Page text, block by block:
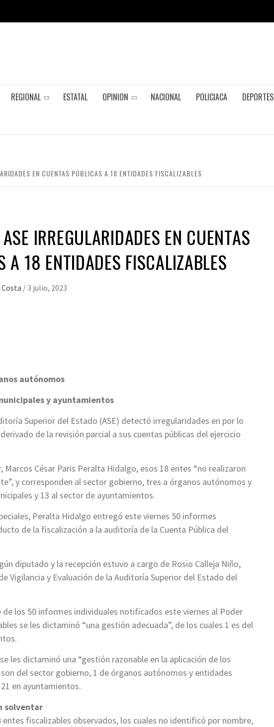
REGIONAL ESTATAL OPINION NACIONAL POLICIACA DEPORTES
EN CUENTAS PÚBLICAS A 18 ENTIDADES FISCALIZABLES
IRREGULARIDADES EN CUENTAS
A 18 ENTIDADES FISCALIZABLES
/ 3 julio, 2023
autónomos
y ayuntamientos
Superior del Estado (ASE) detectó irregularidades en por lo
de la revisión parcial a sus cuentas públicas del ejercicio
César Paris Peralta Hidalgo, esos 18 entes “no realizaron
y corresponden al sector gobierno, tres a órganos autónomos y
y 13 al sector de ayuntamientos.
Peralta Hidalgo entregó este viernes 50 informes
de la fiscalización a la auditoría de la Cuenta Pública del
diputado y la recepción estuvo a cargo de Rosio Calleja Niño,
Vigilancia y Evaluación de la Auditoría Superior del Estado del
los 50 informes individuales notificados este viernes al Poder
se les dictaminó “una gestión adecuada”, de los cuales 1 es del
les dictaminó una “gestión razonable en la aplicación de los
son del sector gobierno, 1 de órganos autónomos y entidades
en ayuntamientos.
solventar
fiscalizables observados, los cuales no identificó por nombre,